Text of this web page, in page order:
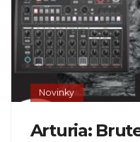
Novinky
Arturia: